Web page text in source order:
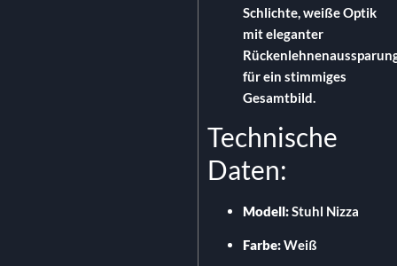
Schlichte, weiße Optik
mit eleganter
für ein stimmiges
Gesamtbild.
Technische
Daten:
Modell:Stuhl Nizza
Farbe:Weiß